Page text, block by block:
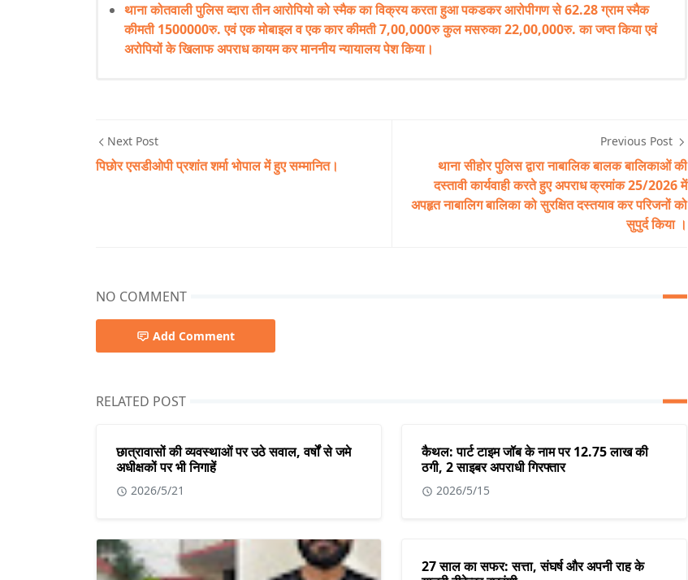
थाना कोतवाली पुलिस व्दारा तीन आरोपियो को स्मैक का विक्रय करता हुआ पकडकर आरोपीगण से 62.28 ग्राम स्मैक
कीमती 1500000रु. एवं एक मोबाइल व एक कार कीमती 7,00,000रु कुल मसरुका 22,00,000रु. का जप्त किया एवं
अरोपियों के खिलाफ अपराध कायम कर माननीय न्यायालय पेश किया।
Next Post
पिछोर एसडीओपी प्रशांत शर्मा भोपाल में हुए सम्मानित।
Previous Post
थाना सीहोर पुलिस द्वारा नाबालिक बालक बालिकाओं की
दस्तावी कार्यवाही करते हुए अपराध क्रमांक 25/2026 में
अपहृत नाबालिग बालिका को सुरक्षित दस्तयाव कर परिजनों को
सुपुर्द किया ।
NO COMMENT
Add Comment
RELATED POST
छात्रावासों की व्यवस्थाओं पर उठे सवाल, वर्षों से जमे
अधीक्षकों पर भी निगाहें
2026/5/21
कैथल: पार्ट टाइम जॉब के नाम पर 12.75 लाख की
ठगी, 2 साइबर अपराधी गिरफ्तार
2026/5/15
27 साल का सफर: सत्ता, संघर्ष और अपनी राह के